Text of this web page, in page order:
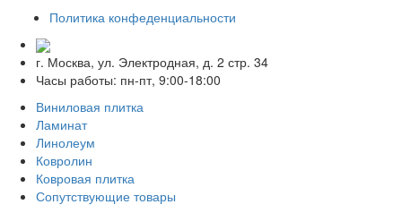
Политика конфеденциальности
г. Москва, ул. Электродная, д. 2 стр. 34
Часы работы: пн-пт, 9:00-18:00
Виниловая плитка
Ламинат
Линолеум
Ковролин
Ковровая плитка
Сопутствующие товары